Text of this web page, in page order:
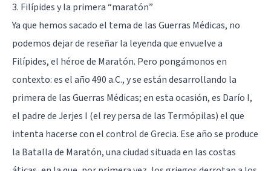
3. Filípides y la primera “maratón”
Ya que hemos sacado el tema de las Guerras Médicas, no
podemos dejar de reseñar la leyenda que envuelve a
Filípides, el héroe de Maratón. Pero pongámonos en
contexto: es el año 490 a.C., y se están desarrollando la
primera de las Guerras Médicas; en esta ocasión, es Darío I,
el padre de Jerjes I (el rey persa de las Termópilas) el que
intenta hacerse con el control de Grecia. Ese año se produce
la Batalla de Maratón, una ciudad situada en las costas